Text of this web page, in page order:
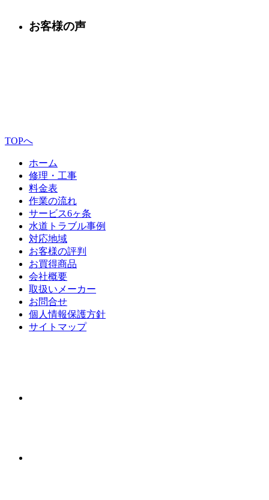
お客様の声
TOPへ
ホーム
修理・工事
料金表
作業の流れ
サービス6ヶ条
水道トラブル事例
対応地域
お客様の評判
お買得商品
会社概要
取扱いメーカー
お問合せ
個人情報保護方針
サイトマップ